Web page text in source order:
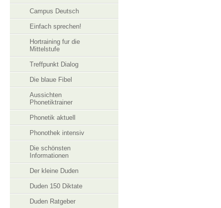
Campus Deutsch
Einfach sprechen!
Hortraining fur die
Mittelstufe
Treffpunkt Dialog
Die blaue Fibel
Aussichten
Phonetiktrainer
Phonetik aktuell
Phonothek intensiv
Die schönsten
Informationen
Der kleine Duden
Duden 150 Diktate
Duden Ratgeber